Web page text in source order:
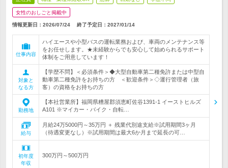
女性のおしごと掲載中
情報更新日：2026/07/24 終了予定日： 2027/01/14
仕事内容
ハイエースや小型バスの運転業務および、車両のメンテナンス等
をお任せします。★未経験からでも安心して始められるサポート
体制をご用意しています！
対象と
なる方
【学歴不問】＜必須条件＞◆大型自動車第二種免許または中型自
動車第二種免許をお持ちの方 ＜歓迎条件＞◇運行管理者（旅
客）の資格をお持ちの方
勤務地
【本社営業所】福岡県糟屋郡須恵町佐谷1391-1 イーストヒルズ
A101 ※マイカー・バイク・自転…
給与
月給24万5000円～35万円 ＋ 残業代別途支給※試用期間3ヶ月
（待遇変更なし）※試用期間は最大6か月まで延長の可…
初年度
年収
300万円～500万円